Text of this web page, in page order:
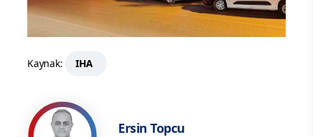
Kaynak: IHA
Ersin Topcu